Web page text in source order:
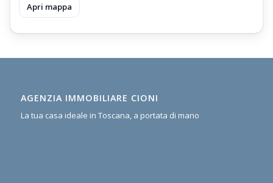
Apri mappa
AGENZIA IMMOBILIARE CIONI
La tua casa ideale in Toscana, a portata di mano